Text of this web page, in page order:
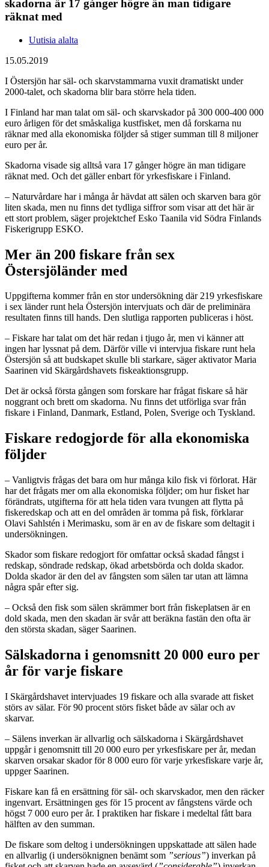
skadorna är 17 gånger högre än man tidigare
räknat med
Uutisia alalta
15.05.2019
I Östersjön har säl- och skarvstammarna vuxit dramatiskt under
2000-talet, och skadorna blir bara större hela tiden.
I Finland har man talat om säl- och skarvskador på 300 000-400 000
euro årligen för det småskaliga kustfisket, men då forskarna nu
räknar med alla ekonomiska följder så stiger summan till 8 miljoner
euro per år.
Skadorna visade sig alltså vara 17 gånger högre än man tidigare
räknat med. Och det gäller enbart för yrkesfiskare i Finland.
– Naturvårdare har i många år hävdat att sälen och skarven bara gör
liten skada, men nu finns det tydliga siffror som visar att det här är
ett stort problem, säger projektchef Esko Taanila vid Södra Finlands
Fiskerigrupp ESKO.
Mer än 200 fiskare från sex
Östersjöländer med
Uppgifterna kommer från en stor undersökning där 219 yrkesfiskare
i sex länder runt hela Östersjön intervjuats och där de preliminära
resultaten finns till hands. Den slutliga rapporten publiceras i höst.
– Fiskare har talat om det här redan i tjugo år, men vi känner att
ingen har lyssnat på dem. Därför ville vi intervjua fiskare runt hela
Östersjön så att budskapet skulle bli starkare, säger aktivator Maria
Saarinen vid Skärgårdshavets fiskeaktionsgrupp.
Det är också första gången som forskare har frågat fiskare så här
noggrant och brett om skadorna. Nu finns det utförliga svar från
fiskare i Finland, Danmark, Estland, Polen, Sverige och Tyskland.
Fiskare redogjorde för alla ekonomiska
följder
– Vanligtvis frågas det bara om hur många kilo fisk vi förlorat. Här
har det frågats mer om alla ekonomiska följder; om hur fisket har
förändrats, utgifterna för att hela tiden vara tvungen att flytta på
fiskeredskap och att en del områden är tomma på fisk, förklarar
Olavi Sahlstén i Merimasku, som är en av de fiskare som deltagit i
undersökningen.
Skador som fiskare redogjort för omfattar också skadad fångst i
redskap, söndrade redskap, ökad arbetsbörda och dolda skador.
Dolda skador är den del av fångsten som sälen tar utan att lämna
några spår efter sig.
– Också den fisk som sälen skrämmer bort från fiskeplatsen är en
dold skada, men den skadan är svår att beräkna fastän den ofta är
den största skadan, säger Saarinen.
Sälskadorna i genomsnitt 20 000 euro per
år för varje fiskare
I Skärgårdshavet intervjuades 19 fiskare och alla svarade att fisket
störs av sälar. För 90 procent störs fisket både av sälar och av
skarvar.
– Sälens inverkan är allvarlig och sälskadorna i Skärgårdshavet
uppgår i genomsnitt till 20 000 euro per yrkesfiskare per år, medan
skarven orsakar skador för 8 000 euro för varje yrkesfiskare varje år,
uppger Saarinen.
Fiskare kan få en ersättning för säl- och skarvskador, men den räcker
ingenvart. Ersättningen ges för 15 procent av fångstens värde och
högst 7 000 euro per år. I praktiken har fiskare i medeltal fått bara
hälften av den summan.
De fiskare som deltog i undersökningen uppskattade att sälen hade
en allvarlig (i undersöknignen benämt som ”serious”) inverkan på